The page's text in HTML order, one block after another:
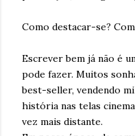
Como destacar-se?
Escrever bem já não é
pode fazer. Muitos
best-seller, vendendo
história nas telas
vez mais distante.